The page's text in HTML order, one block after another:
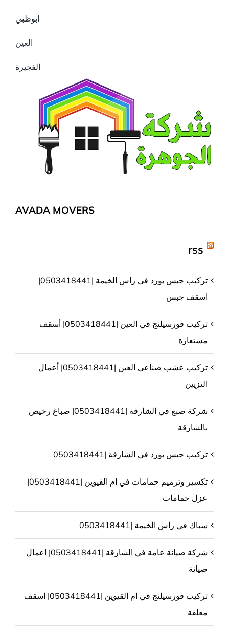
ابوظبي
العين
الفجيرة
AVADA MOVERS
rss
تركيب جبس بورد في راس الخيمة |0503418441|
اسقف جبس
تركيب فورسيلنج في العين |0503418441| أسقف
مستعارة
تركيب عشب صناعي العين |0503418441| أعمال
التزيين
شركة صبغ في الشارقة |0503418441| صباغ رخيص
بالشارقة
تركيب جبس بورد في الشارقة |0503418441
تكسير وترميم حمامات في ام القيوين |0503418441|
عزل حمامات
سباك في راس الخيمة |0503418441
شركة صيانة عامة في الشارقة |0503418441| اعمال
صيانة
تركيب فورسيلنج في ام القيوين |0503418441| اسقف
معلقة